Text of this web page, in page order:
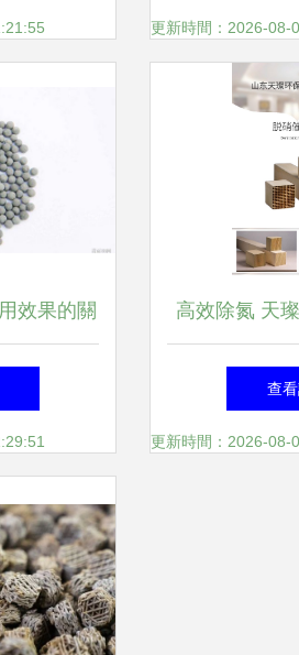
換技
更新時間：2026-08-
效果的關 高效除氮 天
脫硝催化劑的
制
查
更新時間：2026-08-